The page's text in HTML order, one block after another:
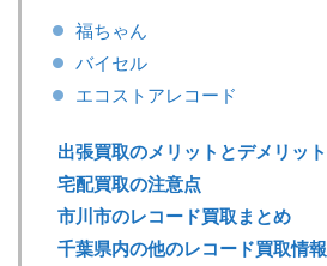
福ちゃん
バイセル
エコストアレコード
出張買取のメリットとデメリット
宅配買取の注意点
市川市のレコード買取まとめ
千葉県内の他のレコード買取情報